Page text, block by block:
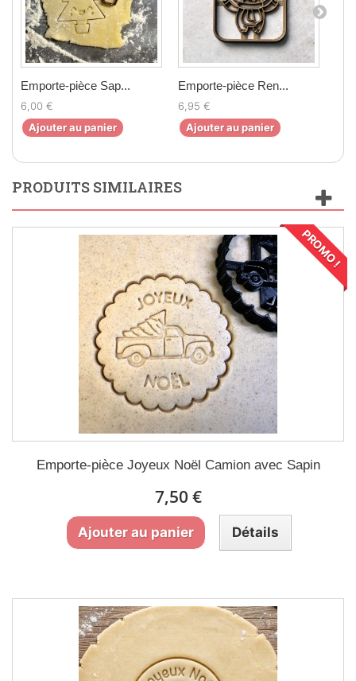
Emporte-pièce Sap...
6,00 €
Ajouter au panier
Emporte-pièce Ren...
6,95 €
Ajouter au panier
PRODUITS SIMILAIRES
PROMO !
Emporte-pièce Joyeux Noël Camion avec Sapin
7,50 €
Ajouter au panier Détails